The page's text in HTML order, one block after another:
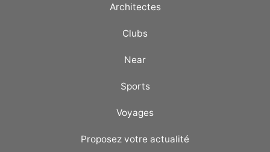
Architectes
Clubs
Near
Sports
Voyages
Proposez votre actualité